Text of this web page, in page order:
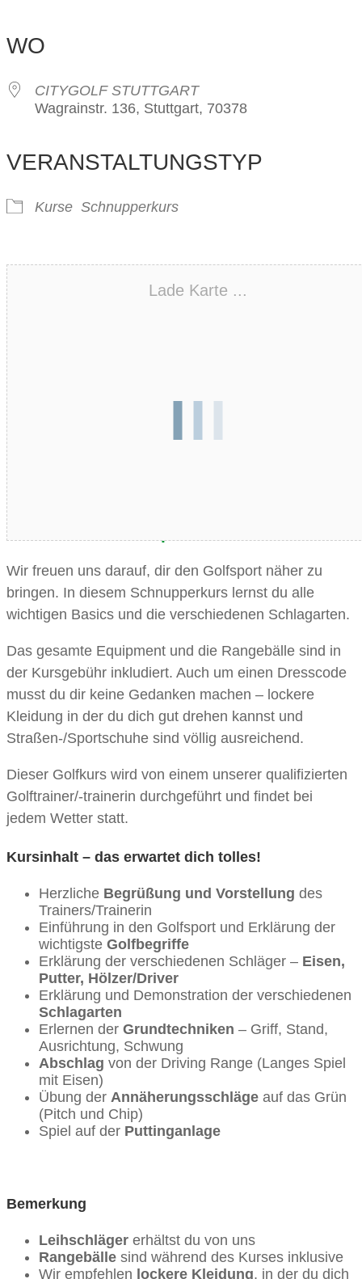
WO
CITYGOLF STUTTGART
Wagrainstr. 136, Stuttgart, 70378
VERANSTALTUNGSTYP
Kurse Schnupperkurs
Lade Karte ...
Entdecke wieviel Spaß Golfen macht!
Wir freuen uns darauf, dir den Golfsport näher zu
bringen. In diesem Schnupperkurs lernst du alle
wichtigen Basics und die verschiedenen Schlagarten.
Das gesamte Equipment und die Rangebälle sind in
der Kursgebühr inkludiert. Auch um einen Dresscode
musst du dir keine Gedanken machen – lockere
Kleidung in der du dich gut drehen kannst und
Straßen-/Sportschuhe sind völlig ausreichend.
Dieser Golfkurs wird von einem unserer qualifizierten
Golftrainer/-trainerin durchgeführt und findet bei
jedem Wetter statt.
Kursinhalt – das erwartet dich tolles!
Herzliche Begrüßung und Vorstellung des
Trainers/Trainerin
Einführung in den Golfsport und Erklärung der
wichtigste Golfbegriffe
Erklärung der verschiedenen Schläger – Eisen,
Putter, Hölzer/Driver
Erklärung und Demonstration der verschiedenen
Schlagarten
Erlernen der Grundtechniken – Griff, Stand,
Ausrichtung, Schwung
Abschlag von der Driving Range (Langes Spiel
mit Eisen)
Übung der Annäherungsschläge auf das Grün
(Pitch und Chip)
Spiel auf der Puttinganlage
Bemerkung
Leihschläger erhältst du von uns
Rangebälle sind während des Kurses inklusive
Wir empfehlen lockere Kleidung, in der du dich